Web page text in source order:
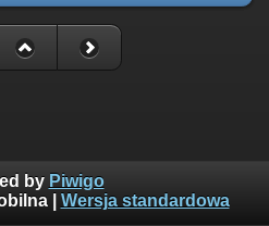
by Piwigo
| Wersja standardowa